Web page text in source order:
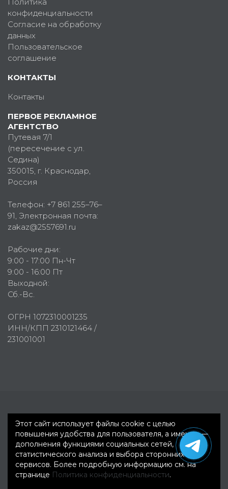
конфиденциальности
Согласие на обработку
данных
Пользовательское
соглашение
КОНТАКТЫ
Контакты
ПЕРВОЕ РЕКЛАМНОЕ
АГЕНТСТВО
Путевая 7/1
(пересечение с ул.
Седина)
350015, г. Краснодар,
Россия
Телефон: +7 861 255–76–
91, Электронная почта:
zakaz@2557691.ru
Рабочие дни:
9:00 - 17:00 Пн-Чт
9:00 - 16:00 Пт
Выходной:
Сб.-Вс.
ОГРН 1072310001235
ИНН/КПП 2310121464 /
231001001
Этот сайт использует файлы cookie с целью
повышения удобства для пользователя, а именно —
дополнения функциями социальных сетей,
статистического анализа и выбора сторонних
сервисов. Более подробную информацию см. на
странице Политика конфиденциальности.